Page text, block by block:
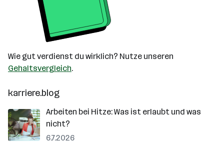
Wie gut verdienst du wirklich? Nutze unseren
Gehaltsvergleich.
karriere.blog
Arbeiten bei Hitze: Was ist erlaubt und was
nicht?
6.7.2026